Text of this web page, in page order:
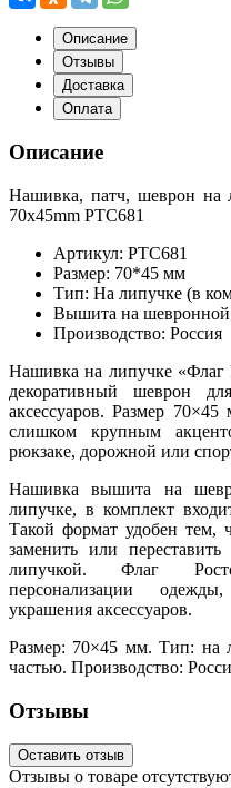
Описание
Отзывы
Доставка
Оплата
Описание
Нашивка, патч, шеврон на
70x45mm PTC681
Артикул: PTC681
Размер: 70*45 мм
Тип: На липучке (в
Вышита на шевронной
Производство: Россия
Нашивка на липучке
декоративный шеврон
аксессуаров. Размер
слишком крупным
рюкзаке, дорожной или
Нашивка вышита на
липучке, в комплект
Такой формат удобен тем,
заменить или
липучкой. Флаг
персонализации
украшения аксессуаров.
Размер: 70×45 мм. Тип: на
частью. Производство:
Отзывы
Оставить отзыв
Отзывы о товаре